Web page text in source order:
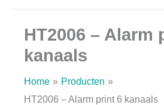
HT2006 – Alarm
kanaals
Home
Producten
HT2006 – Alarm print 6 kanaals